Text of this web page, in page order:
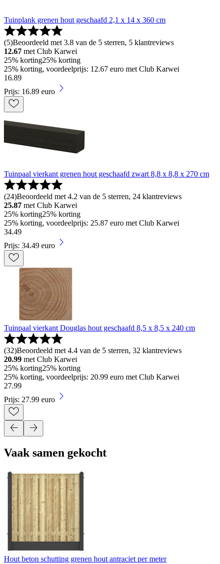
Tuinplank grenen hout geschaafd 2,1 x 14 x 360 cm
(5)Beoordeeld met 3.8 van de 5 sterren, 5 klantreviews
12.67 met Club Karwei
25% korting25% korting
25% korting, voordeelprijs: 12.67 euro met Club Karwei
16.89
Prijs: 16.89 euro
Tuinpaal vierkant grenen hout geschaafd zwart 8,8 x 8,8 x 270 cm
(24)Beoordeeld met 4.2 van de 5 sterren, 24 klantreviews
25.87 met Club Karwei
25% korting25% korting
25% korting, voordeelprijs: 25.87 euro met Club Karwei
34.49
Prijs: 34.49 euro
Tuinpaal vierkant Douglas hout geschaafd 8,5 x 8,5 x 240 cm
(32)Beoordeeld met 4.4 van de 5 sterren, 32 klantreviews
20.99 met Club Karwei
25% korting25% korting
25% korting, voordeelprijs: 20.99 euro met Club Karwei
27.99
Prijs: 27.99 euro
Vaak samen gekocht
Hout beton schutting grenen hout antraciet per meter